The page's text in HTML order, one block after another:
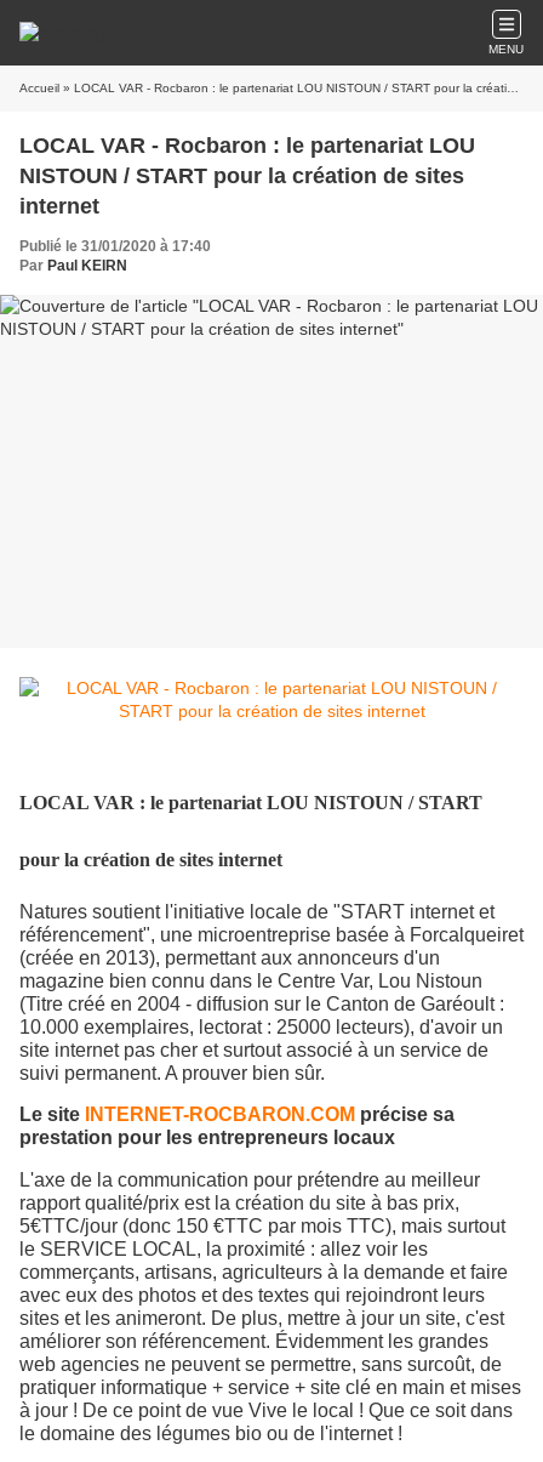
MENU
Accueil » LOCAL VAR - Rocbaron : le partenariat LOU NISTOUN / START pour la création de sites internet
LOCAL VAR - Rocbaron : le partenariat LOU
NISTOUN / START pour la création de sites
internet
Publié le 31/01/2020 à 17:40
Par Paul KEIRN
LOCAL VAR : le partenariat LOU NISTOUN / START
pour la création de sites internet
Natures soutient l'initiative locale de "START internet et
référencement", une microentreprise basée à Forcalqueiret
(créée en 2013), permettant aux annonceurs d'un
magazine bien connu dans le Centre Var, Lou N istoun
(Titre créé en 2004 - diffusion sur le Canton de Garéoult :
10.000 exemplaires, lectorat : 25000 lecteurs), d'avoir un
site internet pas cher et surtout associé à un service de
suivi permanent. A prouver bien sûr.
Le site INTERNET-ROCBARON.COM précise sa
prestation pour les entrepreneurs locaux
L'axe de la communication pour prétendre au meilleur
rapport qualité/prix est la création du site à bas prix,
5€TTC/jour (donc 150 €TTC par mois TTC), mais surtout
le SERVICE LOCAL, la proximité : allez voir les
commerçants, artisans, agriculteurs à la demande et faire
avec eux des photos et des textes qui rejoindront leurs
sites et les animeront. De plus, mettre à jour un site, c'est
améliorer son référencement. Évidemment les grandes
web agencies ne peuvent se permettre, sans surcoût, de
pratiquer informatique + service + site clé en main et mises
à jour ! De ce point de vue Vive le local ! Que ce soit dans
le domaine des légumes bio ou de l'internet !